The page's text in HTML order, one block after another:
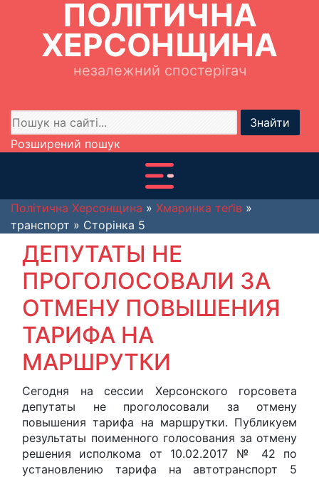
ПОЛІТИЧНА
ХЕРСОНЩИНА
незалежний спостерігач
Знайти
Розширений пошук
Політична Херсонщина » Хмаринка теґів »
транспорт » Сторінка 5
ДЕПУТАТЫ НЕ
ПРОГОЛОСОВАЛИ ЗА
ОТМЕНУ ПОВЫШЕНИЯ
ТАРИФА НА
МАРШРУТКИ
Сегодня на сессии Херсонского горсовета
депутаты не проголосовали за отмену
повышения тарифа на маршрутки. Публикуем
результаты поименного голосования за отмену
решения исполкома от 10.02.2017 № 42 по
установлению тарифа на автотранспорт 5